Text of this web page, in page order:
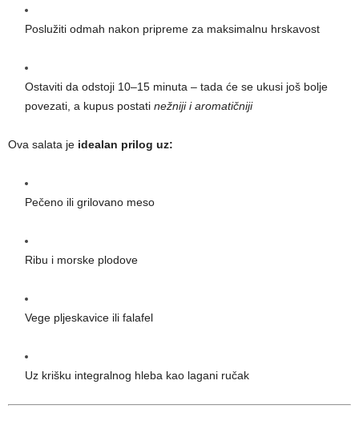
Poslužiti odmah nakon pripreme za maksimalnu hrskavost
Ostaviti da odstoji 10–15 minuta – tada će se ukusi još bolje
povezati, a kupus postati nežniji i aromatičniji
Ova salata je idealan prilog uz:
Pečeno ili grilovano meso
Ribu i morske plodove
Vege pljeskavice ili falafel
Uz krišku integralnog hleba kao lagani ručak